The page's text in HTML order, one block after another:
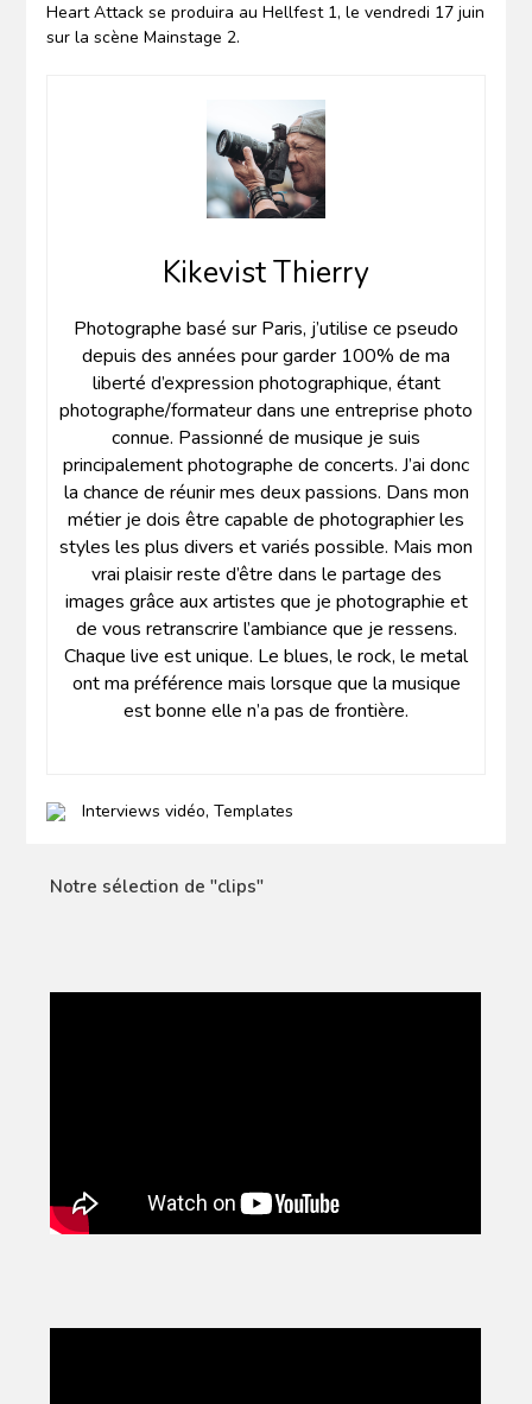
Heart Attack se produira au Hellfest 1, le vendredi 17 juin
sur la scène Mainstage 2.
Kikevist Thierry
Photographe basé sur Paris, j’utilise ce pseudo
depuis des années pour garder 100% de ma
liberté d’expression photographique, étant
photographe/formateur dans une entreprise photo
connue. Passionné de musique je suis
principalement photographe de concerts. J’ai donc
la chance de réunir mes deux passions. Dans mon
métier je dois être capable de photographier les
styles les plus divers et variés possible. Mais mon
vrai plaisir reste d’être dans le partage des
images grâce aux artistes que je photographie et
de vous retranscrire l’ambiance que je ressens.
Chaque live est unique. Le blues, le rock, le metal
ont ma préférence mais lorsque que la musique
est bonne elle n’a pas de frontière.
Interviews vidéo, Templates
Notre sélection de "clips"